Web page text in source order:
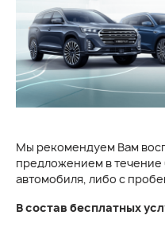
Мы рекомендуем Вам
предложением в течение
автомобиля, либо с
В состав бесплатных